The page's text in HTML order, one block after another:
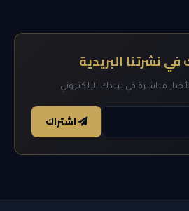
نشرتنا البريدية
مباشرة في بريدك الإلكتروني
اشتراك